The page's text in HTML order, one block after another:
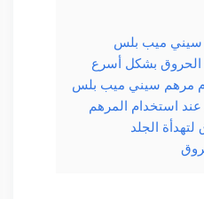
سيني ميب بلس
بشكل أسرع
مرهم سيني ميب بلس
استخدام المرهم
الجلد